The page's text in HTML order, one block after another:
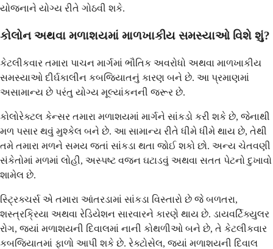
યોજનાને યોગ્ય રીતે ગોઠવી શકે.
કોલોન અથવા મળાશયમાં માળખાકીય સમસ્યાઓ વિશે શું?
કેટલીકવાર તમારા પાચન માર્ગમાં ભૌતિક અવરોધો અથવા માળખાકીય
સમસ્યાઓ દીર્ઘકાલીન કબજિયાતનું કારણ બને છે. આ પ્રમાણમાં
અસામાન્ય છે પરંતુ યોગ્ય મૂલ્યાંકનની જરૂર છે.
કોલોરેક્ટલ કેન્સર તમારા મળાશયમાં માર્ગને સાંકડો કરી શકે છે, જેનાથી
મળ પસાર થવું મુશ્કેલ બને છે. આ સામાન્ય રીતે ધીમે ધીમે થાય છે, તેથી
તમે તમારા મળને સમય જતાં સાંકડા થતા જોઈ શકો છો. અન્ય ચેતવણી
સંકેતોમાં મળમાં લોહી, અસ્પષ્ટ વજન ઘટાડવું અથવા સતત પેટનો દુખાવો
શામેલ છે.
સ્ટ્રિક્ચર્સ એ તમારા આંતરડામાં સાંકડા વિસ્તારો છે જે બળતરા,
શસ્ત્રક્રિયા અથવા રેડિયેશન સારવારને કારણે થાય છે. ડાયવર્ટિક્યુલર
રોગ, જ્યાં મળાશયની દિવાલમાં નાની કોથળીઓ બને છે, તે કેટલીકવાર
કબજિયાતમાં ફાળો આપી શકે છે. રેક્ટોસેલ, જ્યાં મળાશયની દિવાલ